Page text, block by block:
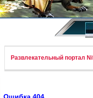
Развлекательный портал